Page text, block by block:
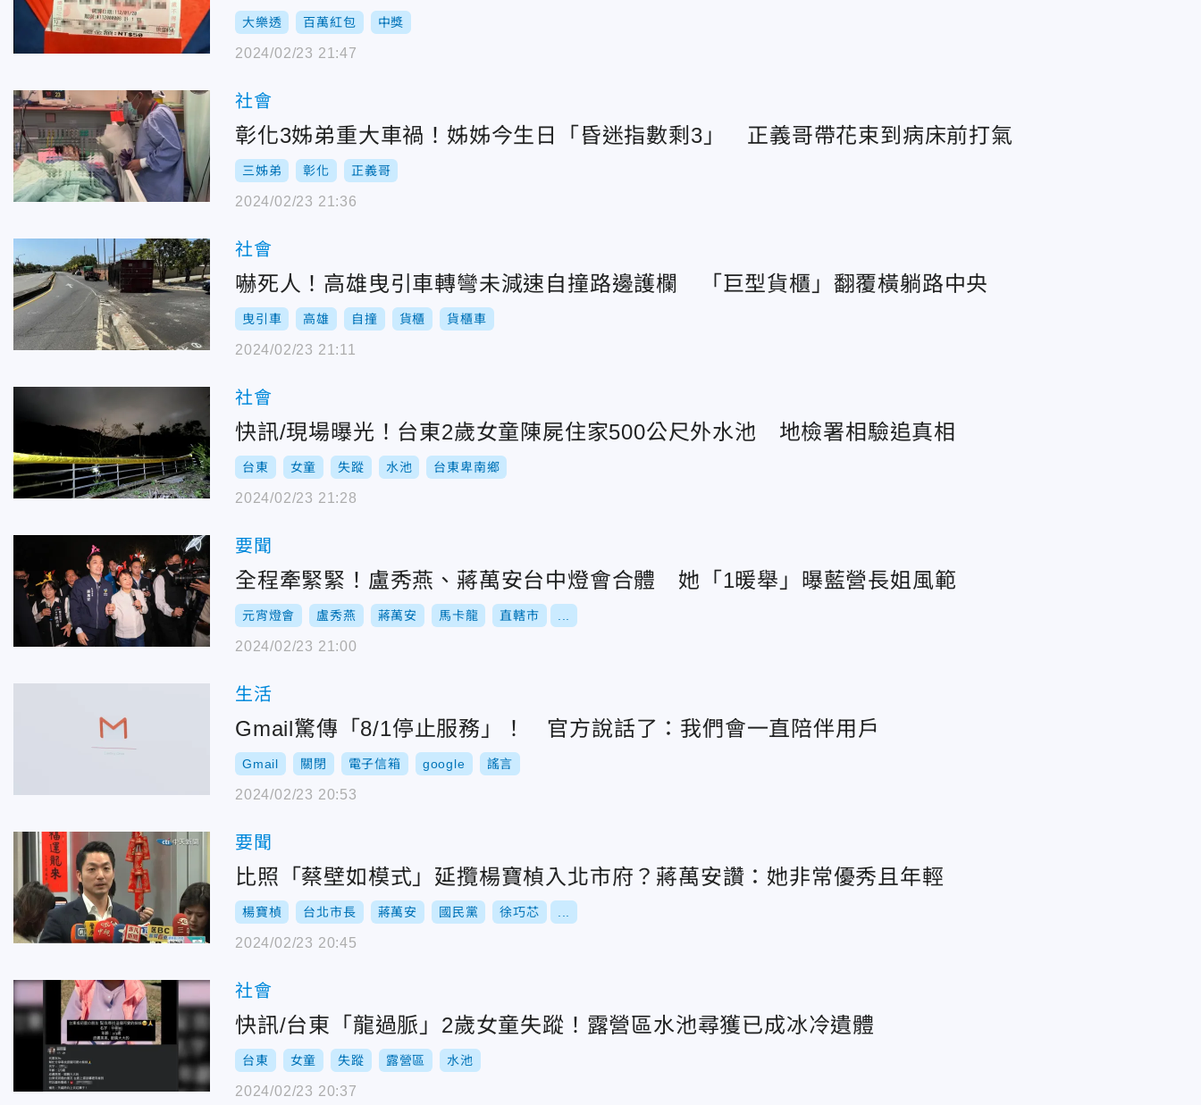
大樂透 百萬紅包 中獎
2024/02/23 21:47
社會
彰化3姊弟重大車禍！姊姊今生日「昏迷指數剩3」 正義哥帶花束到病床前打氣
三姊弟 彰化 正義哥
2024/02/23 21:36
社會
嚇死人！高雄曳引車轉彎未減速自撞路邊護欄 「巨型貨櫃」翻覆橫躺路中央
曳引車 高雄 自撞 貨櫃 貨櫃車
2024/02/23 21:11
社會
快訊/現場曝光！台東2歲女童陳屍住家500公尺外水池 地檢署相驗追真相
台東 女童 失蹤 水池 台東卑南鄉
2024/02/23 21:28
要聞
全程牽緊緊！盧秀燕、蔣萬安台中燈會合體 她「1暖舉」曝藍營長姐風範
元宵燈會 盧秀燕 蔣萬安 馬卡龍 直轄市
2024/02/23 21:00
生活
Gmail驚傳「8/1停止服務」！ 官方說話了：我們會一直陪伴用戶
Gmail 關閉 電子信箱 google 謠言
2024/02/23 20:53
要聞
比照「蔡壁如模式」延攬楊寶楨入北市府？蔣萬安讚：她非常優秀且年輕
楊寶楨 台北市長 蔣萬安 國民黨 徐巧芯
2024/02/23 20:45
社會
快訊/台東「龍過脈」2歲女童失蹤！露營區水池尋獲已成冰冷遺體
台東 女童 失蹤 露營區 水池
2024/02/23 20:37